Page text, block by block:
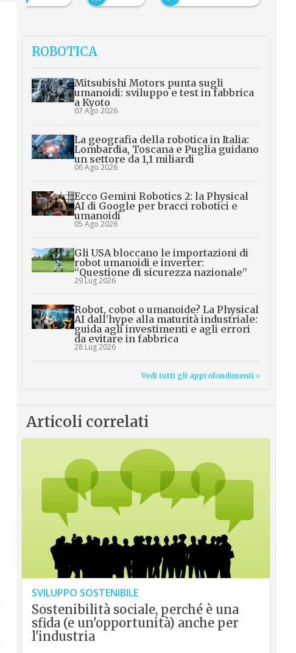
ROBOTICA
Mitsubishi Motors punta sugli
umanoidi: sviluppo e test in fabbrica
a Kyoto
07 Ago 2026
La geografia della robotica in Italia:
Lombardia, Toscana e Puglia guidano
un settore da 1,1 miliardi
06 Ago 2026
Ecco Gemini Robotics 2: la Physical
AI di Google per bracci robotici e
umanoidi
05 Ago 2026
Gli USA bloccano le importazioni di
robot umanoidi e inverter:
“Questione di sicurezza nazionale”
29 Lug 2026
Robot, cobot o umanoide? La Physical
AI dall’hype alla maturità industriale:
guida agli investimenti e agli errori
da evitare in fabbrica
28 Lug 2026
Vedi tutti gli approfondimenti >
Articoli correlati
SVILUPPO SOSTENIBILE
Sostenibilità sociale, perché è una
sfida (e un'opportunità) anche per
l'industria